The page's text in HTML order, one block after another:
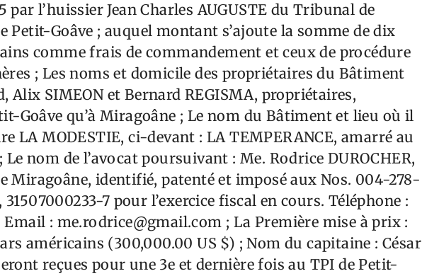
par l’huissier Jean Charles AUGUSTE du Tribunal de
Petit-Goâve ; auquel montant s’ajoute la somme de dix
comme frais de commandement et ceux de procédure
; Les noms et domicile des propriétaires du Bâtiment
Alix SIMEON et Bernard REGISMA, propriétaires,
Goâve qu’à Miragoâne ; Le nom du Bâtiment et lieu où il
LA MODESTIE, ci-devant : LA TEMPERANCE, amarré au
nom de l’avocat poursuivant : Me. Rodrice DUROCHER,
Miragoâne, identifié, patenté et imposé aux Nos. 004-278-
31507000233-7 pour l’exercice fiscal en cours. Téléphone :
Email : me.rodrice@gmail.com ; La Première mise à prix :
américains (300,000.00 US $) ; Nom du capitaine : César
reçues pour une 3e et dernière fois au TPI de Petit-